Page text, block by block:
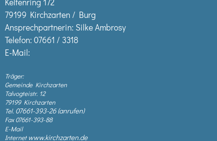
79199 Kirchzarten / Burg
Ansprechpartnerin: Silke Ambrosy
Telefon: 07661 / 3318
E-Mail:
Träger:
Gemeinde Kirchzarten
Talvogteistr. 12
79199 Kirchzarten
Tel. 07661-393-26
Fax 07661-393-88
E-Mail
Internet www.kirchzarten.de